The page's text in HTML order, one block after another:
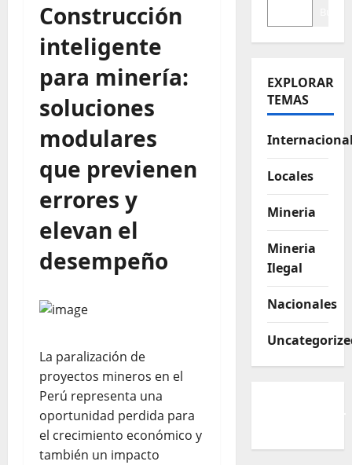
Construcción
inteligente
para minería:
soluciones
modulares
que previenen
errores y
elevan el
desempeño
La paralización de
proyectos mineros en el
Perú representa una
oportunidad perdida para
el crecimiento económico y
también un impacto
EXPLORAR
TEMAS
Locales
Mineria
Mineria
Ilegal
Nacionales